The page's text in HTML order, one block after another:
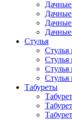
Дачные
Дачные
Стулья
Стулья
Стулья
Стулья
Стулья
Табуреты